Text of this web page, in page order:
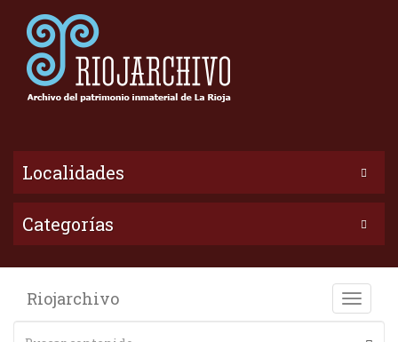
Localidades
Categorías
Toggle
Riojarchivo